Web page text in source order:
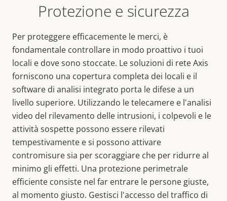
Protezione e sicurezza
Per proteggere efficacemente le merci, è
fondamentale controllare in modo proattivo i tuoi
locali e dove sono stoccate. Le soluzioni di rete Axis
forniscono una copertura completa dei locali e il
software di analisi integrato porta le difese a un
livello superiore. Utilizzando le telecamere e l'analisi
video del rilevamento delle intrusioni, i colpevoli e le
attività sospette possono essere rilevati
tempestivamente e si possono attivare
contromisure sia per scoraggiare che per ridurre al
minimo gli effetti. Una protezione perimetrale
efficiente consiste nel far entrare le persone giuste,
al momento giusto. Gestisci l'accesso del traffico di